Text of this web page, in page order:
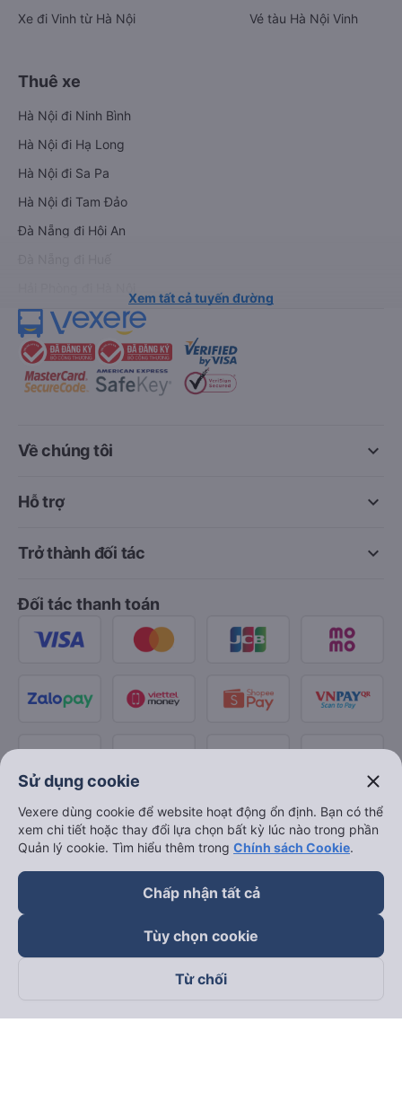
Xe đi Vinh từ Hà Nội
Vé tàu Hà Nội Vinh
Thuê xe
Hà Nội đi Ninh Bình
Hà Nội đi Hạ Long
Hà Nội đi Sa Pa
Hà Nội đi Tam Đảo
Đà Nẵng đi Hội An
Xem tất cả tuyến đường
keyboard_arrow_down
Về chúng tôi
keyboard_arrow_down
Hỗ trợ
keyboard_arrow_down
Trở thành đối tác
Đối tác thanh toán
Theo dõi chúng tôi trên
Sử dụng cookie close
Vexere dùng cookie để website hoạt động ổn định. Bạn có thể
xem chi tiết hoặc thay đổi lựa chọn bất kỳ lúc nào trong phần
Quản lý cookie. Tìm hiểu thêm trong Chính sách Cookie.
Chấp nhận tất cả
Tùy chọn cookie
Từ chối